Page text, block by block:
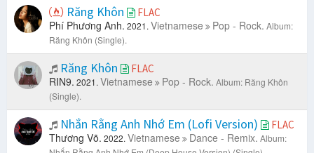
Răng Khôn FLAC
Phí Phương Anh. 2021. Vietnamese Pop - Rock. Album:
Răng Khôn (Single).
Răng Khôn FLAC
RIN9. 2021. Vietnamese Pop - Rock. Album: Răng Khôn
(Single).
Nhắn Rằng Anh Nhớ Em (Lofi Version) FLAC
Thương Võ. 2022. Vietnamese Dance - Remix. Album: